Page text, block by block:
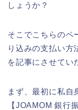
しょうか？
そこでこちらのペ
り込みの支払い方
を記事にさせてい
まず、最初に私自
【JOAMOM 銀